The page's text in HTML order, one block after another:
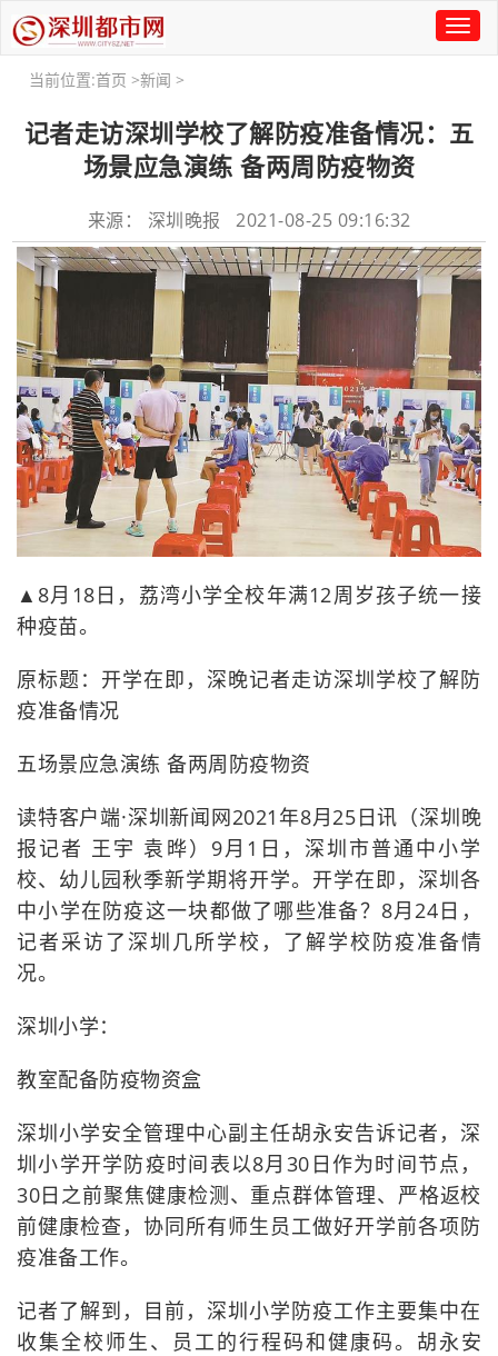
Toggle
当前位置:首页 >新闻 >
记者走访深圳学校了解防疫准备情况：五
场景应急演练 备两周防疫物资
来源： 深圳晚报 2021-08-25 09:16:32
▲8月18日，荔湾小学全校年满12周岁孩子统一接
种疫苗。
原标题：开学在即，深晚记者走访深圳学校了解防
疫准备情况
五场景应急演练 备两周防疫物资
读特客户端·深圳新闻网2021年8月25日讯（深圳晚
报记者 王宇 袁晔）9月1日，深圳市普通中小学
校、幼儿园秋季新学期将开学。开学在即，深圳各
中小学在防疫这一块都做了哪些准备？8月24日，
记者采访了深圳几所学校，了解学校防疫准备情
况。
深圳小学：
教室配备防疫物资盒
深圳小学安全管理中心副主任胡永安告诉记者，深
圳小学开学防疫时间表以8月30日作为时间节点，
30日之前聚焦健康检测、重点群体管理、严格返校
前健康检查，协同所有师生员工做好开学前各项防
疫准备工作。
记者了解到，目前，深圳小学防疫工作主要集中在
收集全校师生、员工的行程码和健康码。胡永安